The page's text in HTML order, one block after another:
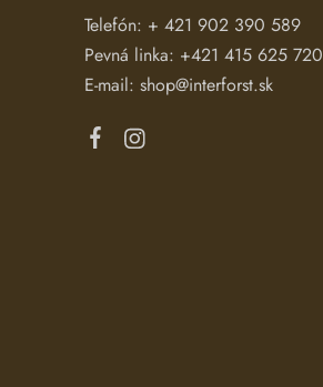
Telefón: + 421 902 390 589
Pevná linka: +421 415 625 720
E-mail: shop@interforst.sk